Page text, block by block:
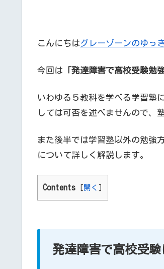
こんにちはグレーゾーンのゆっ
今回は 「発達障害で高校受験勉
いわゆる５教科を学べる学習塾
しては可否を述べませんので、
また後半では学習塾以外の勉強
について詳しく解説します。
Contents [ 開く ]
発達障害で高校受